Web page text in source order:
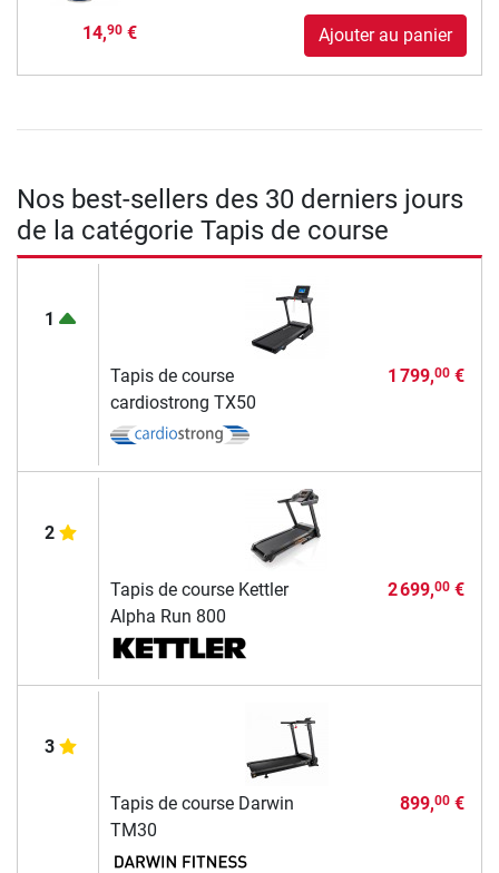
14,90€ Ajouter au panier
Nos best-sellers des 30 derniers jours
de la catégorie Tapis de course
1
Tapis de course
cardiostrong TX50
1 799,00€
2
Tapis de course Kettler
Alpha Run 800
2 699,00€
3
Tapis de course Darwin
TM30
899,00€